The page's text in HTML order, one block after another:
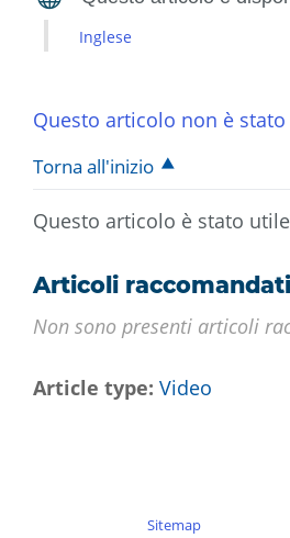
Inglese
Questo articolo non è
Torna all'inizio
Questo articolo è stato
Articoli raccomandati
Non sono presenti articoli
Article type Video
Sitemap